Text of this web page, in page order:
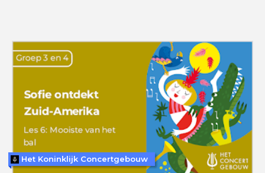
Het Koninklijk Concertgebouw